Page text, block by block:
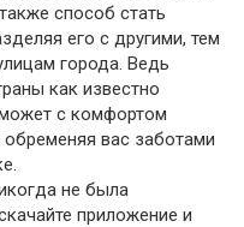
способ стать
его с другими, тем
города. Ведь
как известно
с комфортом
вас заботами
не была
приложение и